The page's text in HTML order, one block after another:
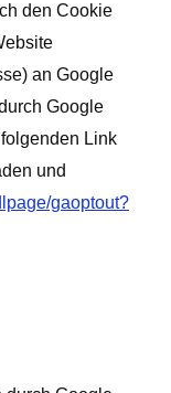
den Cookie
an Google
Google
Link
und
gaoptout?